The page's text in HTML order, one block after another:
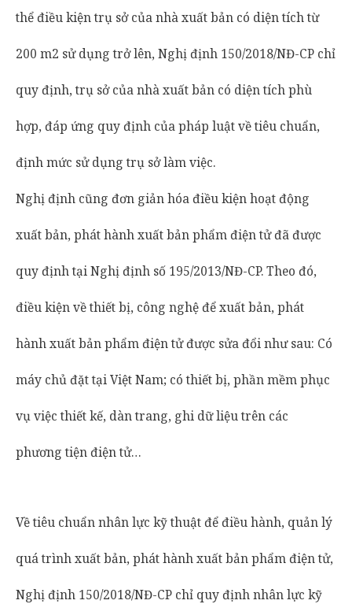
thể điều kiện trụ sở của nhà xuất bản có diện tích từ
200 m2 sử dụng trở lên, Nghị định 150/2018/NĐ-CP chỉ
quy định, trụ sở của nhà xuất bản có diện tích phù
hợp, đáp ứng quy định của pháp luật về tiêu chuẩn,
định mức sử dụng trụ sở làm việc.
Nghị định cũng đơn giản hóa điều kiện hoạt động
xuất bản, phát hành xuất bản phẩm điện tử đã được
quy định tại Nghị định số 195/2013/NĐ-CP. Theo đó,
điều kiện về thiết bị, công nghệ để xuất bản, phát
hành xuất bản phẩm điện tử được sửa đổi như sau: Có
máy chủ đặt tại Việt Nam; có thiết bị, phần mềm phục
vụ việc thiết kế, dàn trang, ghi dữ liệu trên các
phương tiện điện tử…
Về tiêu chuẩn nhân lực kỹ thuật để điều hành, quản lý
quá trình xuất bản, phát hành xuất bản phẩm điện tử,
Nghị định 150/2018/NĐ-CP chỉ quy định nhân lực kỹ